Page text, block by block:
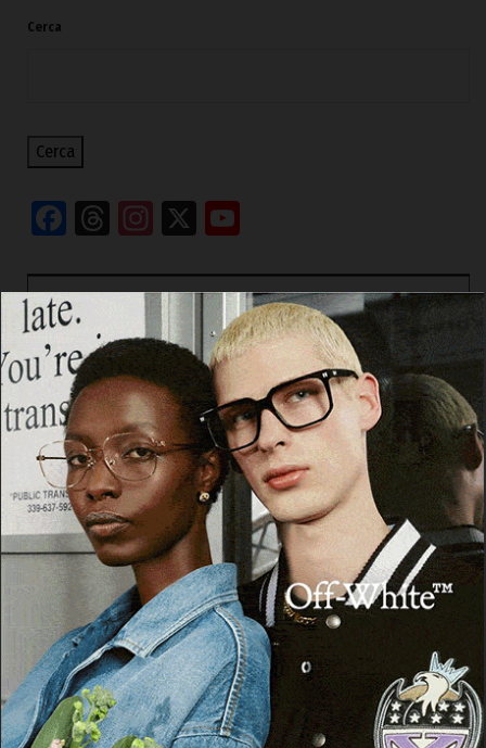
Cerca
Cerca
Facebook
Threads
Instagram
X